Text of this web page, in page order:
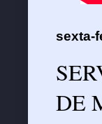
sexta-